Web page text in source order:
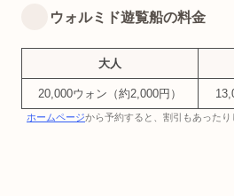
ウォルミド遊覧船の料金
大人
20,000ウォン（約2,000円）
ホームページから予約すると、割引もあったり